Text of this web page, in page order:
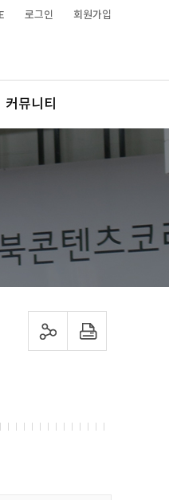
로그인 회원가입
커뮤니티
sns 공유하기 프린트하기